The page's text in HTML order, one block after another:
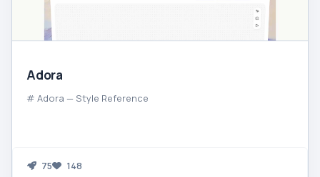
Adora
# Adora — Style Reference
75 148